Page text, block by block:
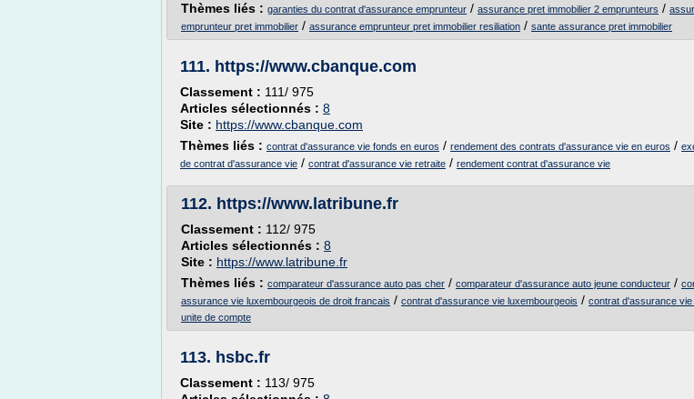
Thèmes liés : garanties du contrat d'assurance emprunteur / assurance pret immobilier 2 emprunteurs /
emprunteur pret immobilier / assurance emprunteur pret immobilier resiliation / sante assurance pret immobilier
111. https://www.cbanque.com
Classement : 111/ 975
Articles sélectionnés : 8
Site : https://www.cbanque.com
Thèmes liés : contrat d'assurance vie fonds en euros / rendement des contrats d'assurance vie en euros /
de contrat d'assurance vie / contrat d'assurance vie retraite / rendement contrat d'assurance vie
112. https://www.latribune.fr
Classement : 112/ 975
Articles sélectionnés : 8
Site : https://www.latribune.fr
Thèmes liés : comparateur d'assurance auto pas cher / comparateur d'assurance auto jeune conducteur /
assurance vie luxembourgeois de droit francais / contrat d'assurance vie luxembourgeois / contrat d'assurance vie
unite de compte
113. hsbc.fr
Classement : 113/ 975